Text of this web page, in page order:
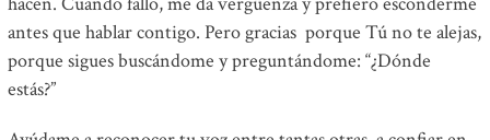
antes que hablar contigo. Pero gracias porque Tú no te alejas,
porque sigues buscándome y preguntándome: “¿Dónde
estás?”